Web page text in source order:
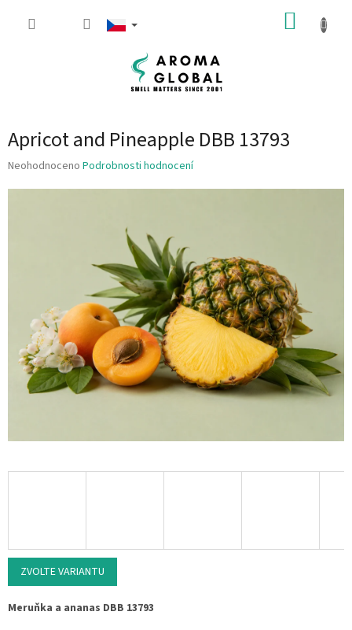
Apricot and Pineapple DBB 13793
Průměrné hodnocení produktu je 0.0 z 5 hvězdiček.
Neohodnoceno Podrobnosti hodnocení
ZVOLTE VARIANTU
Meruňka a ananas DBB 13793